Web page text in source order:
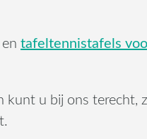
en tafeltennistafels
kunt u bij ons terecht,